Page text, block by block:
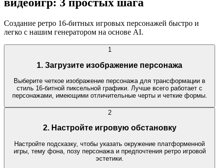
видеоигр: 3 простых шага
Создание ретро 16-битных игровых персонажей быстро и
легко с нашим генератором на основе AI.
1
1. Загрузите изображение персонажа
Выберите четкое изображение персонажа для трансформации в
стиль 16-битной пиксельной графики. Лучше всего работает с
персонажами, имеющими отличительные черты и четкие формы.
2
2. Настройте игровую обстановку
Настройте подсказку, чтобы указать окружение платформенной
игры, тему фона, позу персонажа и предпочтения ретро игровой
эстетики.